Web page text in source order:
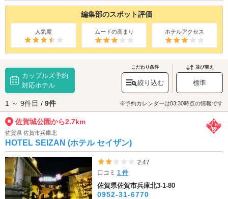
編集部のスポット評価
人気度 ムードの高まり ホテルアクセス
カップルズ予約
対応ホテル
こだわり条件
絞り込む
並び替え
標準
1 ～ 9件目 / 9件 ※予約カレンダーは03:30時点の情報です
佐賀城公園から2.7km
佐賀県 佐賀市兵庫北
HOTEL SEIZAN (ホテル セイザン)
5つ星のうち2
2.47
口コミ1 件
佐賀県佐賀市兵庫北3-1-80
0952-31-6770